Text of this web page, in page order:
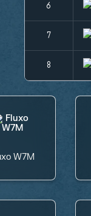
6
7
8
W7M